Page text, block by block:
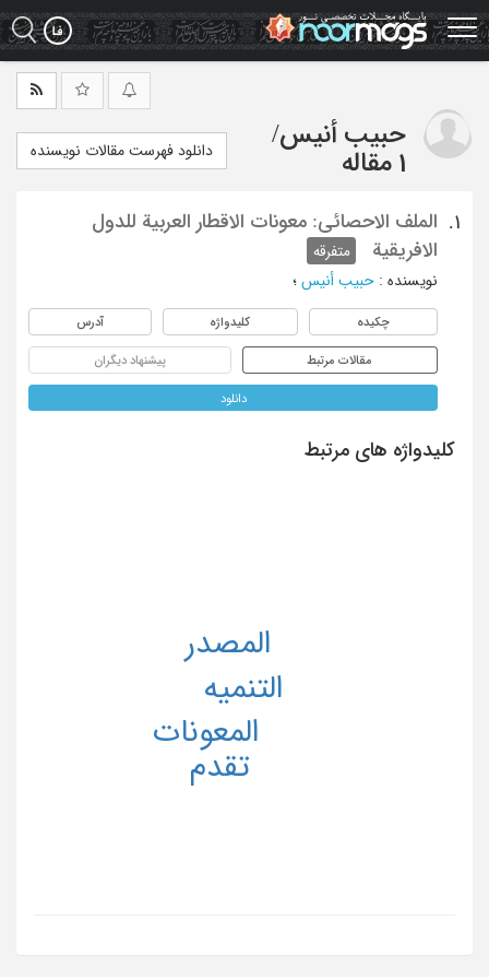
Skip
to
main
حبیب أنیس/
1 مقاله
دانلود فهرست مقالات نویسنده
1.
الملف الاحصائی: معونات الاقطار العربیة للدول
الافریقیة
متفرقه
نویسنده : حبیب أنیس ؛
چکیده کلیدواژه آدرس
مقالات مرتبط پیشنهاد دیگران
دانلود
کلیدواژه های مرتبط
التنمیه
المصدر
المعونات
تقدم